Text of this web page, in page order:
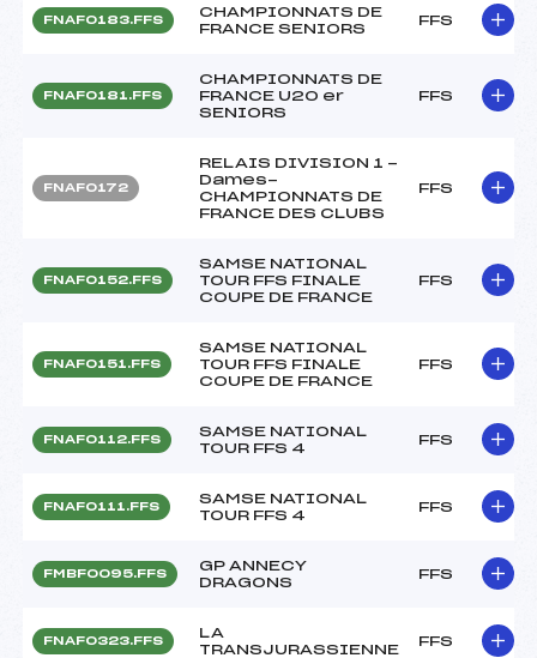
FNAF0183.FFS
CHAMPIONNATS DE
FRANCE SENIORS
FFS
FNAF0181.FFS
CHAMPIONNATS DE
FRANCE U20 er
SENIORS
FFS
FNAF0172
RELAIS DIVISION 1 -
Dames-
CHAMPIONNATS DE
FRANCE DES CLUBS
FFS
FNAF0152.FFS
SAMSE NATIONAL
TOUR FFS FINALE
COUPE DE FRANCE
FFS
FNAF0151.FFS
SAMSE NATIONAL
TOUR FFS FINALE
COUPE DE FRANCE
FFS
FNAF0112.FFS
SAMSE NATIONAL
TOUR FFS 4
FFS
FNAF0111.FFS
SAMSE NATIONAL
TOUR FFS 4
FFS
FMBF0095.FFS
GP ANNECY
DRAGONS
FFS
FNAF0323.FFS
LA
TRANSJURASSIENNE
FFS